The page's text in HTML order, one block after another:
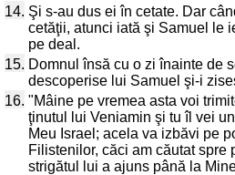
14. Şi s-au dus ei în cetate. Dar
cetăţii, atunci iată şi Samuel le
pe deal.
15. Domnul însă cu o zi înainte de
descoperise lui Samuel şi-i
16. "Mâine pe vremea asta voi
ţinutul lui Veniamin şi tu îl vei
Meu Israel; acela va izbăvi pe
Filistenilor, căci am căutat spre
strigătul lui a ajuns până la